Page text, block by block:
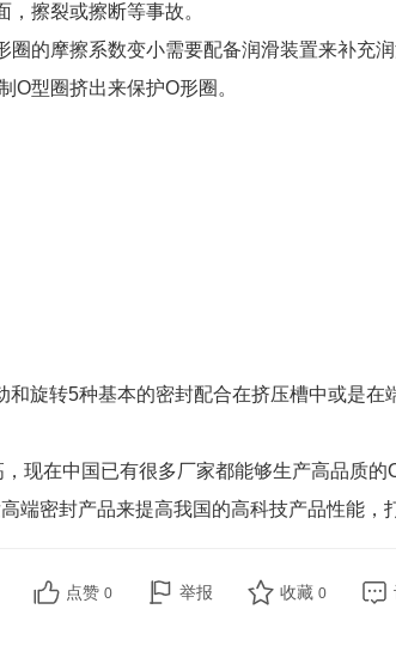
擦裂或擦断等事故。
的摩擦系数变小需要配备润滑装置来补充润
O型圈挤出来保护O形圈。
和旋转5种基本的密封配合在挤压槽中或是在
现在中国已有很多厂家都能够生产高品质
端密封产品来提高我国的高科技产品性能，
点赞 0 举报 收藏 0